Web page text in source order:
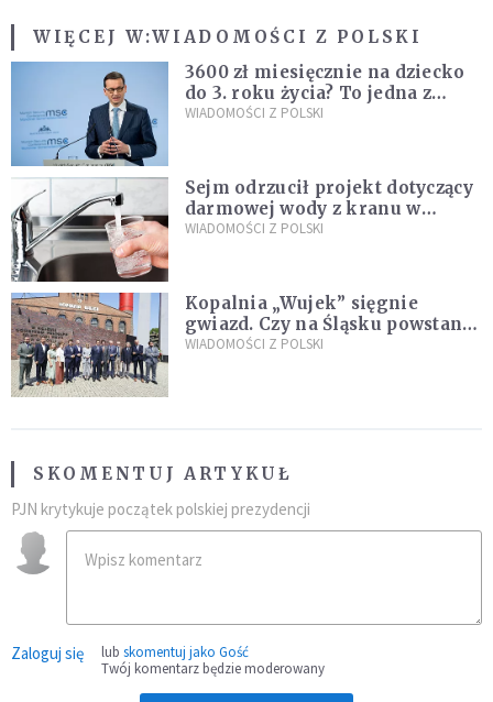
WIĘCEJ W:WIADOMOŚCI Z POLSKI
3600 zł miesięcznie na dziecko
do 3. roku życia? To jedna z
propozycji programu "Rozwój
WIADOMOŚCI Z POLSKI
Sejm odrzucił projekt dotyczący
darmowej wody z kranu w
restauracjach
WIADOMOŚCI Z POLSKI
Kopalnia „Wujek” sięgnie
gwiazd. Czy na Śląsku powstanie
„Dolina Krzemowa”?
WIADOMOŚCI Z POLSKI
SKOMENTUJ ARTYKUŁ
PJN krytykuje początek polskiej prezydencji
Zaloguj się lub skomentuj jako Gość
Twój komentarz będzie moderowany